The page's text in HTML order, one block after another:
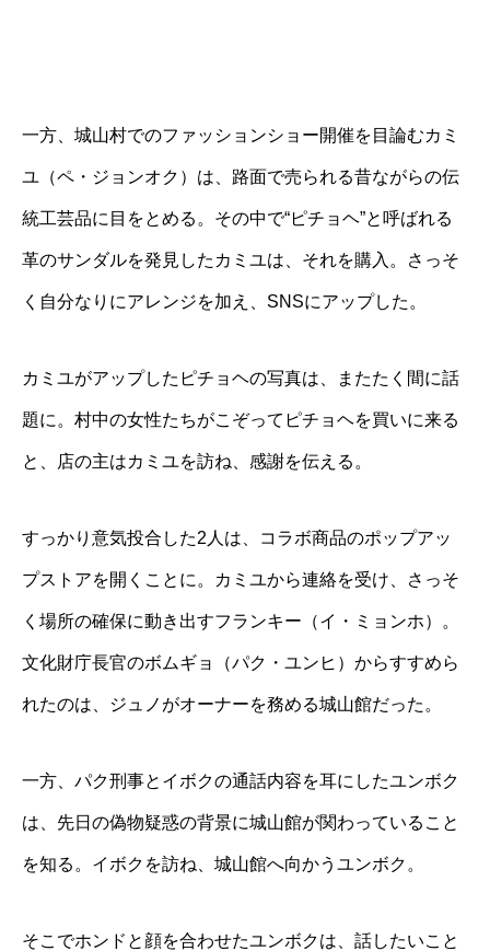
一方、城山村でのファッションショー開催を目論むカミ
ユ（ペ・ジョンオク）は、路面で売られる昔ながらの伝
統工芸品に目をとめる。その中で“ピチョヘ”と呼ばれる
革のサンダルを発見したカミユは、それを購入。さっそ
く自分なりにアレンジを加え、SNSにアップした。
カミユがアップしたピチョヘの写真は、またたく間に話
題に。村中の女性たちがこぞってピチョヘを買いに来る
と、店の主はカミユを訪ね、感謝を伝える。
すっかり意気投合した2人は、コラボ商品のポップアッ
プストアを開くことに。カミユから連絡を受け、さっそ
く場所の確保に動き出すフランキー（イ・ミョンホ）。
文化財庁長官のボムギョ（パク・ユンヒ）からすすめら
れたのは、ジュノがオーナーを務める城山館だった。
一方、パク刑事とイボクの通話内容を耳にしたユンボク
は、先日の偽物疑惑の背景に城山館が関わっていること
を知る。イボクを訪ね、城山館へ向かうユンボク。
そこでホンドと顔を合わせたユンボクは、話したいこと